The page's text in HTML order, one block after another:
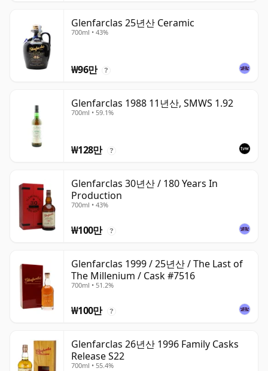
Glenfarclas 25년산 Ceramic
700ml • 43%
₩96만 ?
Glenfarclas 1988 11년산, SMWS 1.92
700ml • 59.1%
₩128만 ?
Glenfarclas 30년산 / 180 Years In
Production
700ml • 43%
₩100만 ?
Glenfarclas 1999 / 25년산 / The Last of
The Millenium / Cask #7516
700ml • 51.2%
₩100만 ?
Glenfarclas 26년산 1996 Family Casks
Release S22
700ml • 55.4%